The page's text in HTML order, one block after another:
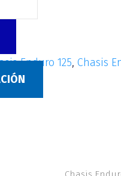
Enduro 125, Chasis